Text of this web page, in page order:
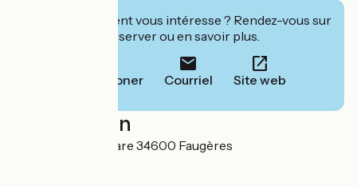
Cet établissement vous intéresse ? Rendez-vous sur
leur site pour réserver ou en savoir plus.
Téléphoner Courriel Site web
Localisation
55 Avenue de la Gare 34600 Faugères